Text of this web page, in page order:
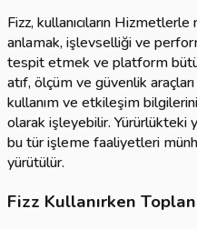
Fizz, kullanıcıların
anlamak, işlevselliği ve
tespit etmek ve platform
atıf, ölçüm ve güvenlik
kullanım ve etkileşim
olarak işleyebilir. Yürürlükteki
bu tür işleme faaliyetleri
yürütülür.
Fizz Kullanırken